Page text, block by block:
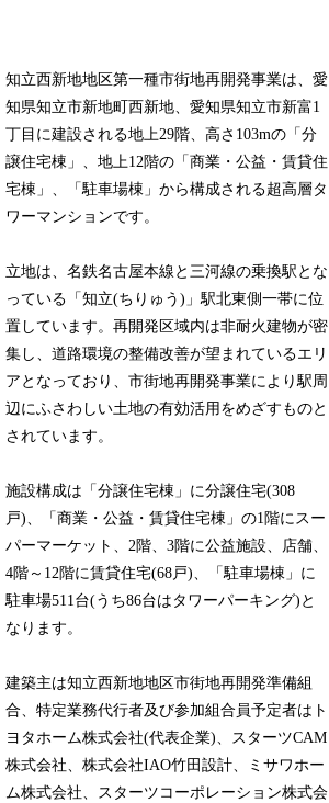
知立西新地地区第一種市街地再開発事業は、愛
知県知立市新地町西新地、愛知県知立市新富1
丁目に建設される地上29階、高さ103mの「分
譲住宅棟」、地上12階の「商業・公益・賃貸住
宅棟」、「駐車場棟」から構成される超高層タ
ワーマンションです。
立地は、名鉄名古屋本線と三河線の乗換駅とな
っている「知立(ちりゅう)」駅北東側一帯に位
置しています。再開発区域内は非耐火建物が密
集し、道路環境の整備改善が望まれているエリ
アとなっており、市街地再開発事業により駅周
辺にふさわしい土地の有効活用をめざすものと
されています。
施設構成は「分譲住宅棟」に分譲住宅(308
戸)、「商業・公益・賃貸住宅棟」の1階にスー
パーマーケット、2階、3階に公益施設、店舗、
4階～12階に賃貸住宅(68戸)、「駐車場棟」に
駐車場511台(うち86台はタワーパーキング)と
なります。
建築主は知立西新地地区市街地再開発準備組
合、特定業務代行者及び参加組合員予定者はト
ヨタホーム株式会社(代表企業)、スターツCAM
株式会社、株式会社IAO竹田設計、ミサワホー
ム株式会社、スターツコーポレーション株式会